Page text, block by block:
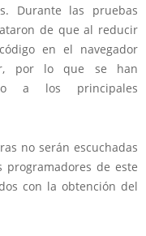
Durante las pruebas
de que al reducir
en el navegador
por lo que se han
a los principales
no serán escuchadas
de este
con la obtención del